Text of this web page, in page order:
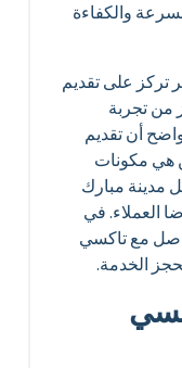
والكفاءة
تركز على تقديم
تجربة
أن تقديم
هي مكونات
مبارك
العملاء. في
مع تاكسي
الخدمة.